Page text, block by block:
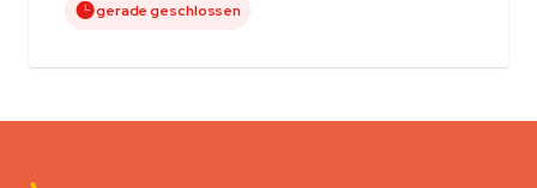
gerade geschlossen